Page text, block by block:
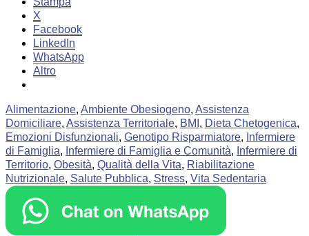
X
Facebook
LinkedIn
WhatsApp
Altro
Alimentazione, Ambiente Obesiogeno, Assistenza
Domiciliare, Assistenza Territoriale, BMI , Dieta Chetogenica,
Emozioni Disfunzionali, Genotipo Risparmiatore, Infermiere
di Famiglia, Infermiere di Famiglia e Comunità, Infermiere di
Territorio, Obesità, Qualità della Vita, Riabilitazione
Nutrizionale, Salute Pubblica, Stress, Vita Sedentaria